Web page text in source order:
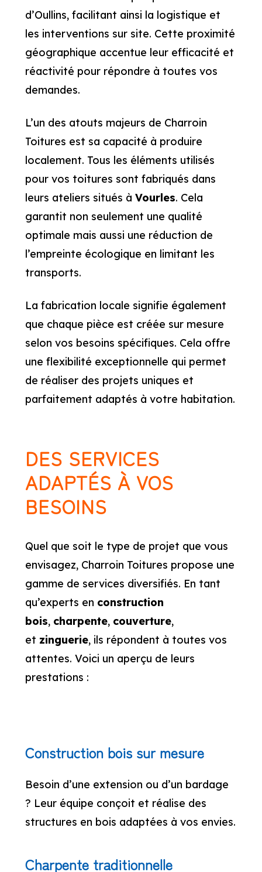
d’Oullins, facilitant ainsi la logistique et
les interventions sur site. Cette proximité
géographique accentue leur efficacité et
réactivité pour répondre à toutes vos
demandes.
L’un des atouts majeurs de Charroin
Toitures est sa capacité à produire
localement. Tous les éléments utilisés
pour vos toitures sont fabriqués dans
leurs ateliers situés à Vourles. Cela
garantit non seulement une qualité
optimale mais aussi une réduction de
l’empreinte écologique en limitant les
transports.
La fabrication locale signifie également
que chaque pièce est créée sur mesure
selon vos besoins spécifiques. Cela offre
une flexibilité exceptionnelle qui permet
de réaliser des projets uniques et
parfaitement adaptés à votre habitation.
DES SERVICES
ADAPTÉS À VOS
BESOINS
Quel que soit le type de projet que vous
envisagez, Charroin Toitures propose une
gamme de services diversifiés. En tant
qu’experts en construction
bois, charpente, couverture,
et zinguerie, ils répondent à toutes vos
attentes. Voici un aperçu de leurs
prestations :
Construction bois sur mesure
Besoin d’une extension ou d’un bardage
? Leur équipe conçoit et réalise des
structures en bois adaptées à vos envies.
Charpente traditionnelle